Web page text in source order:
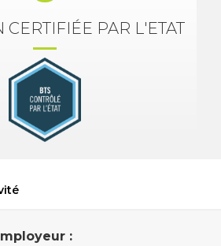
CERTIFIÉE PAR L'ETAT
: